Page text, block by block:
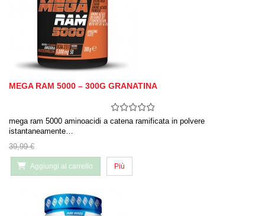
MEGA RAM 5000 – 300G GRANATINA
mega ram 5000 aminoacidi a catena ramificata in polvere
istantaneamente…
39,99 €
Aggiungi al carrello Più